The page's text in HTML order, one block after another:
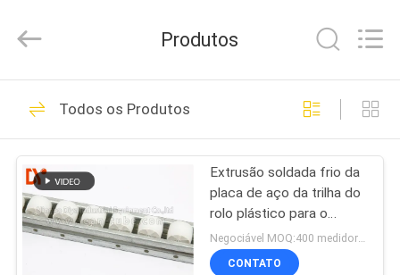
CASA
PRODUTOS
SOBRE
NÓS
Reserved.
tubo magro
157
Produtos
Todos os Produtos
Extrusão soldada frio da
placa de aço da trilha do
rolo plástico para o
sistema da cremalheira
de tubulação
Negociável MOQ:400 medidores
CONTATO